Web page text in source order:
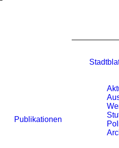
Publikationen